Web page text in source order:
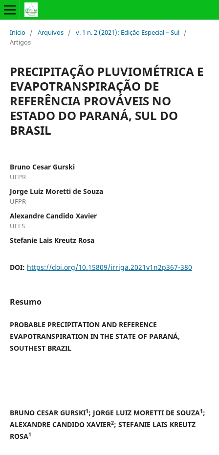
Início / Arquivos / v. 1 n. 2 (2021): Edição Especial – Sul /
Artigos
PRECIPITAÇÃO PLUVIOMÉTRICA E
EVAPOTRANSPIRAÇÃO DE
REFERÊNCIA PROVÁVEIS NO
ESTADO DO PARANÁ, SUL DO
BRASIL
Bruno Cesar Gurski
UFPR
Jorge Luiz Moretti de Souza
UFPR
Alexandre Candido Xavier
UFES
Stefanie Lais Kreutz Rosa
DOI: https://doi.org/10.15809/irriga.2021v1n2p367-380
Resumo
PROBABLE PRECIPITATION AND REFERENCE
EVAPOTRANSPIRATION IN THE STATE OF PARANÁ,
SOUTHEST BRAZIL
BRUNO CESAR GURSKI1; JORGE LUIZ MORETTI DE SOUZA1;
ALEXANDRE CANDIDO XAVIER2; STEFANIE LAIS KREUTZ
ROSA1